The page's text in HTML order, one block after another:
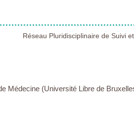
Réseau Pluridisciplinaire de Suivi
Médecine (Université Libre de